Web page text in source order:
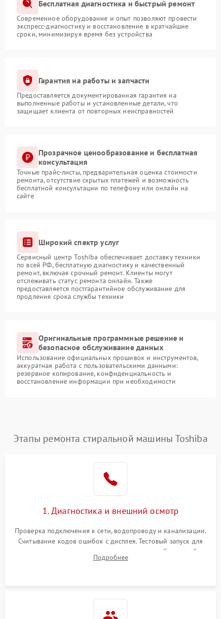
Бесплатная диагностика и быстрый ремонт
Современное оборудование и опыт позволяют провести
экспресс-диагностику и восстановление в кратчайшие
сроки, минимизируя время без устройства
Гарантия на работы и запчасти
Предоставляется документированная гарантия на
выполненные работы и установленные детали, что
защищает клиента от повторных неисправностей
Прозрачное ценообразование и бесплатная
консультация
Точные прайс-листы, предварительная оценка стоимости
ремонта, отсутствие скрытых платежей и возможность
бесплатной консультации по телефону или онлайн на
сайте
Широкий спектр услуг
Сервисный центр Toshiba обеспечивает доставку техники
по всей РФ, бесплатную диагностику и качественный
ремонт, включая срочный ремонт. Клиенты могут
отслеживать статус ремонта онлайн. Также
предоставляется постгарантийное обслуживание для
продления срока службы техники
Оригинальные программные решение и
безопасное обслуживание данных
Использование официальных прошивок и инструментов,
аккуратная работа с пользовательскими данными:
резервное копирование, конфиденциальность и
восстановление информации при необходимости
Этапы ремонта стиральной машины Toshiba
1. Диагностика и внешний осмотр
Проверка подключения к сети, водопроводу и канализации.
Считывание кодов ошибок с дисплея. Тестовый запуск для
выявления посторонних шумов, протечек или сбоев в работе
электронного модуля управления.
Подробнее